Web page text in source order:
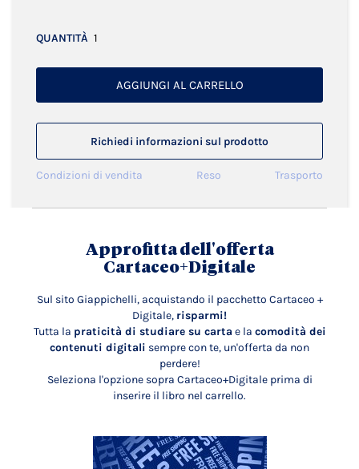
QUANTITÀ
AGGIUNGI AL CARRELLO
Richiedi informazioni sul prodotto
Condizioni di vendita Reso Trasporto
Approfitta dell'offerta
Cartaceo+Digitale
Sul sito Giappichelli, acquistando il pacchetto Cartaceo +
Digitale, risparmi!
Tutta la praticità di studiare su carta e la comodità dei
contenuti digitali sempre con te, un'offerta da non
perdere!
Seleziona l'opzione sopra Cartaceo+Digitale prima di
inserire il libro nel carrello.